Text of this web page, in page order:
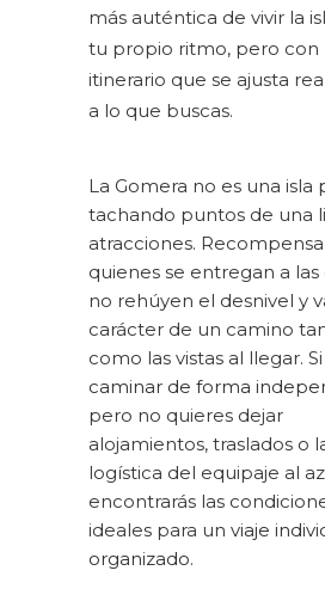
más auténtica de vivir la
tu propio ritmo, pero con
itinerario que se ajusta
a lo que buscas.
La Gomera no es una isla
tachando puntos de una
atracciones.
quienes se entregan a las
no rehúyen el desnivel y
carácter de un camino
como las vistas al llegar.
caminar de forma
pero no quieres dejar
alojamientos, traslados o
logística del equipaje al
encontrarás las
ideales para un viaje
organizado.